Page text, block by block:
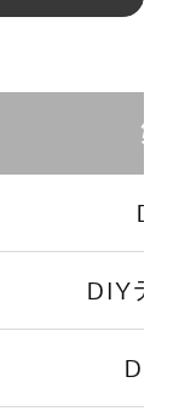
第
DIYテ
DIY